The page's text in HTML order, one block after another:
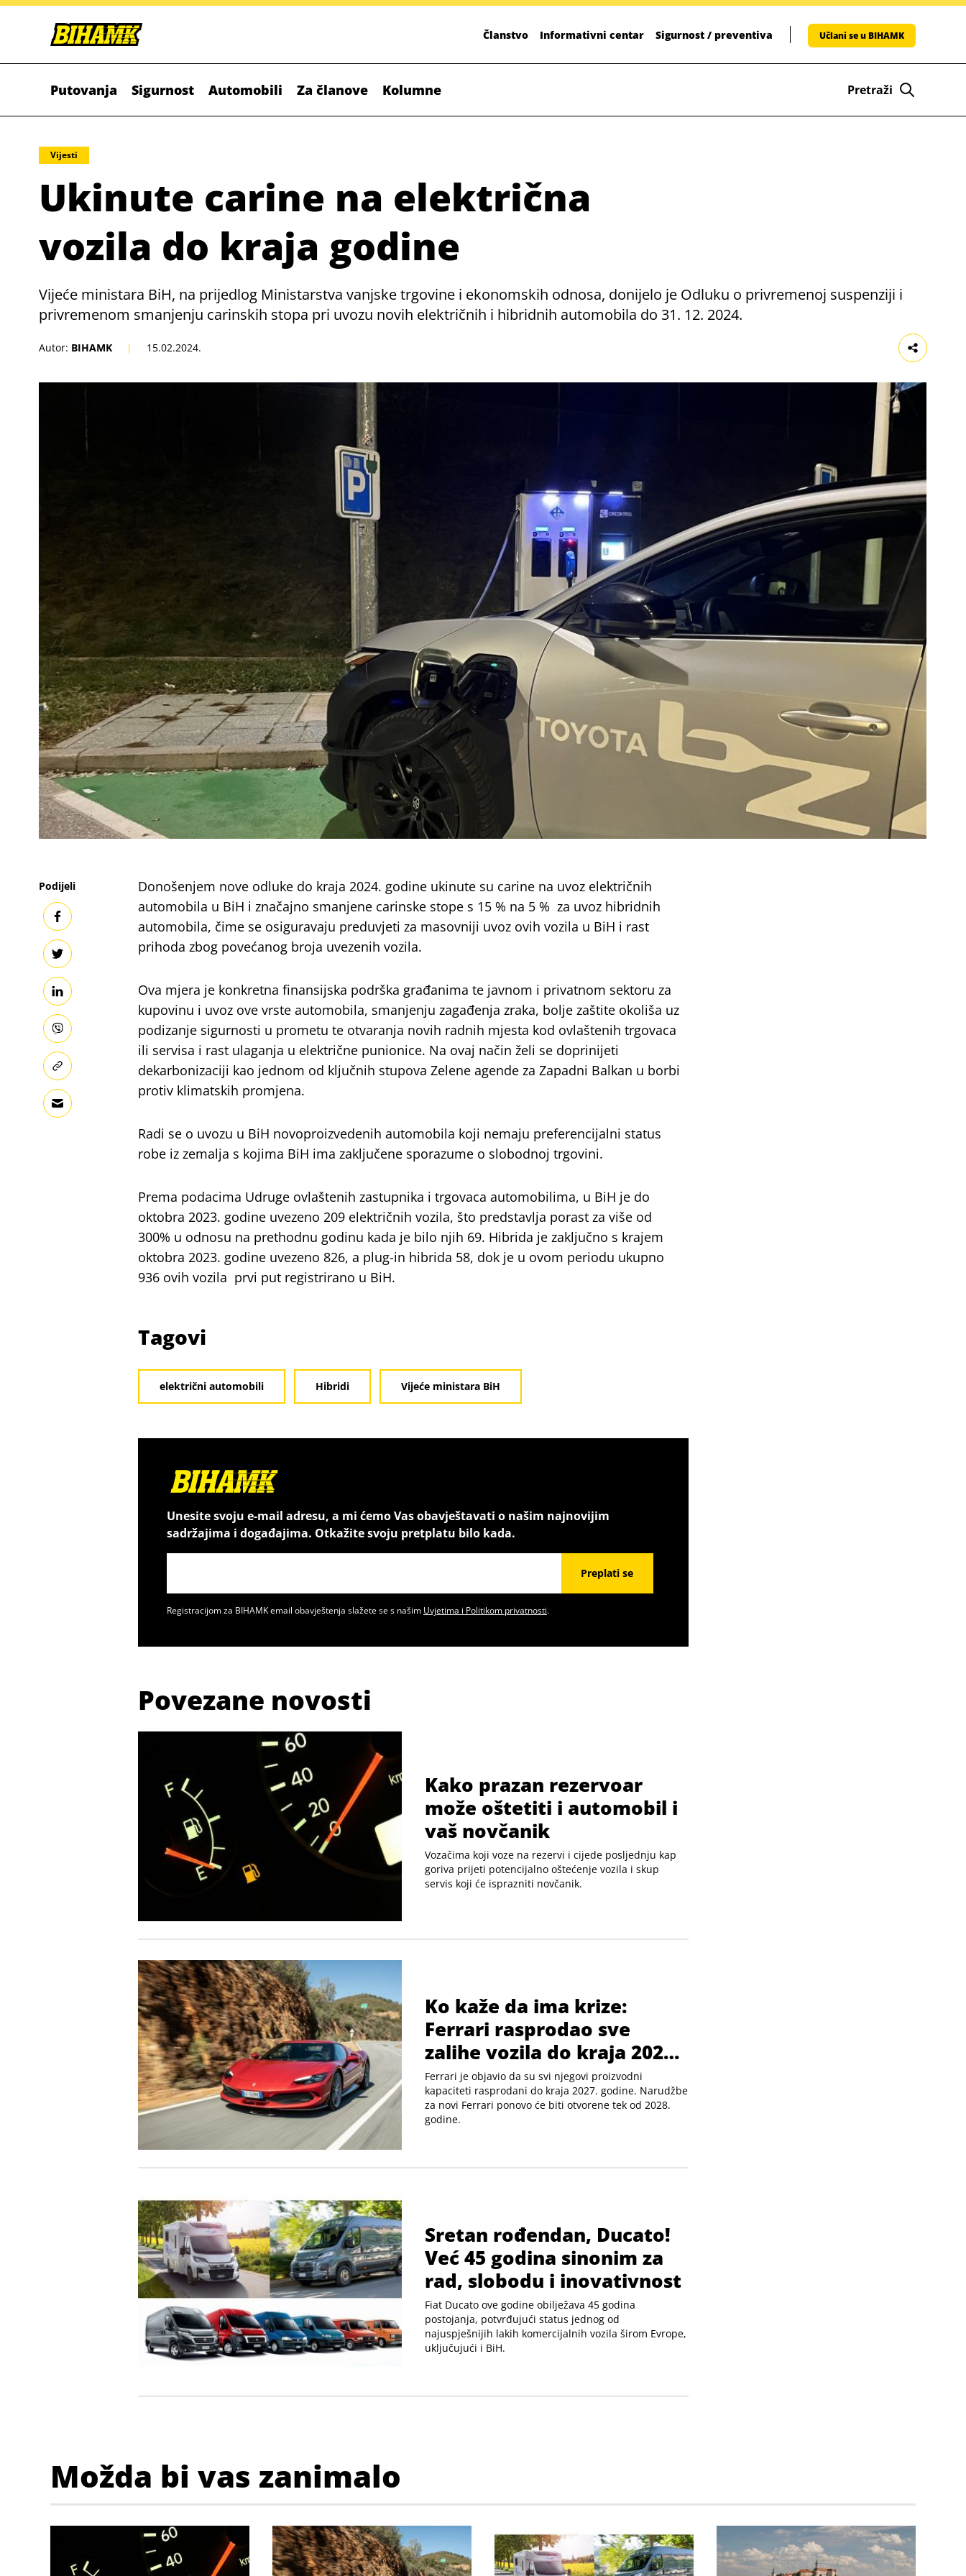
Članstvo Informativni centar Sigurnost / preventiva Učlani se u BIHAMK
Putovanja Sigurnost Automobili Za članove Kolumne Pretraži
Vijesti
Ukinute carine na električna
vozila do kraja godine
Vijeće ministara BiH, na prijedlog Ministarstva vanjske trgovine i ekonomskih odnosa, donijelo je Odluku o privremenoj suspenziji i
privremenom smanjenju carinskih stopa pri uvozu novih električnih i hibridnih automobila do 31. 12. 2024.
Autor: BIHAMK | 15.02.2024.
Podijeli Donošenjem nove odluke do kraja 2024. godine ukinute su carine na uvoz električnih
automobila u BiH i značajno smanjene carinske stope s 15 % na 5 % za uvoz hibridnih
automobila, čime se osiguravaju preduvjeti za masovniji uvoz ovih vozila u BiH i rast
prihoda zbog povećanog broja uvezenih vozila.
Ova mjera je konkretna finansijska podrška građanima te javnom i privatnom sektoru za
kupovinu i uvoz ove vrste automobila, smanjenju zagađenja zraka, bolje zaštite okoliša uz
podizanje sigurnosti u prometu te otvaranja novih radnih mjesta kod ovlaštenih trgovaca
ili servisa i rast ulaganja u električne punionice. Na ovaj način želi se doprinijeti
dekarbonizaciji kao jednom od ključnih stupova Zelene agende za Zapadni Balkan u borbi
protiv klimatskih promjena.
Radi se o uvozu u BiH novoproizvedenih automobila koji nemaju preferencijalni status
robe iz zemalja s kojima BiH ima zaključene sporazume o slobodnoj trgovini.
Prema podacima Udruge ovlaštenih zastupnika i trgovaca automobilima, u BiH je do
oktobra 2023. godine uvezeno 209 električnih vozila, što predstavlja porast za više od
300% u odnosu na prethodnu godinu kada je bilo njih 69. Hibrida je zaključno s krajem
oktobra 2023. godine uvezeno 826, a plug-in hibrida 58, dok je u ovom periodu ukupno
936 ovih vozila prvi put registrirano u BiH.
Tagovi
električni automobili Hibridi Vijeće ministara BiH
Unesite svoju e-mail adresu, a mi ćemo Vas obavještavati o našim najnovijim
sadržajima i događajima. Otkažite svoju pretplatu bilo kada.
Preplati se
Registracijom za BIHAMK email obavještenja slažete se s našim Uvjetima i Politikom privatnosti.
Povezane novosti
Kako prazan rezervoar
može oštetiti i automobil i
vaš novčanik
Vozačima koji voze na rezervi i cijede posljednju kap
goriva prijeti potencijalno oštećenje vozila i skup
servis koji će isprazniti novčanik.
Ko kaže da ima krize:
Ferrari rasprodao sve
zalihe vozila do kraja 2027.
godine
Ferrari je objavio da su svi njegovi proizvodni
kapaciteti rasprodani do kraja 2027. godine. Narudžbe
za novi Ferrari ponovo će biti otvorene tek od 2028.
godine.
Sretan rođendan, Ducato!
Već 45 godina sinonim za
rad, slobodu i inovativnost
Fiat Ducato ove godine obilježava 45 godina
postojanja, potvrđujući status jednog od
najuspješnijih lakih komercijalnih vozila širom Evrope,
uključujući i BiH.
Možda bi vas zanimalo